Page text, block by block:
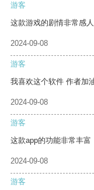
游客
这款游戏的剧情非常感
2024-09-08
游客
我喜欢这个软件 作者加
2024-09-08
游客
这款app的功能非常丰富
2024-09-08
游客